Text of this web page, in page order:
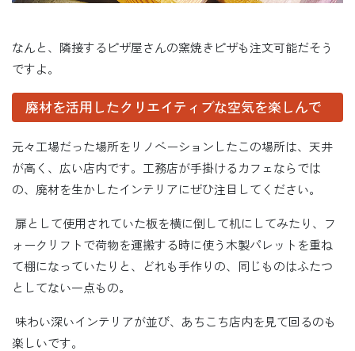
なんと、隣接するピザ屋さんの窯焼きピザも注文可能だそう
ですよ。
廃材を活用したクリエイティブな空気を楽しんで
元々工場だった場所をリノベーションしたこの場所は、天井
が高く、広い店内です。工務店が手掛けるカフェならでは
の、廃材を生かしたインテリアにぜひ注目してください。
扉として使用されていた板を横に倒して机にしてみたり、フ
ォークリフトで荷物を運搬する時に使う木製パレットを重ね
て棚になっていたりと、どれも手作りの、同じものはふたつ
としてない一点もの。
味わい深いインテリアが並び、あちこち店内を見て回るのも
楽しいです。